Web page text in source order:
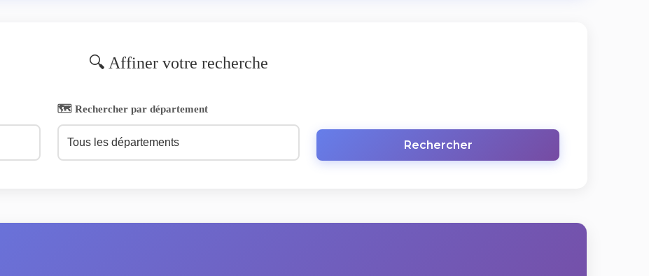
🔍 Affiner votre recherche
🗺️ Rechercher par département
Rechercher